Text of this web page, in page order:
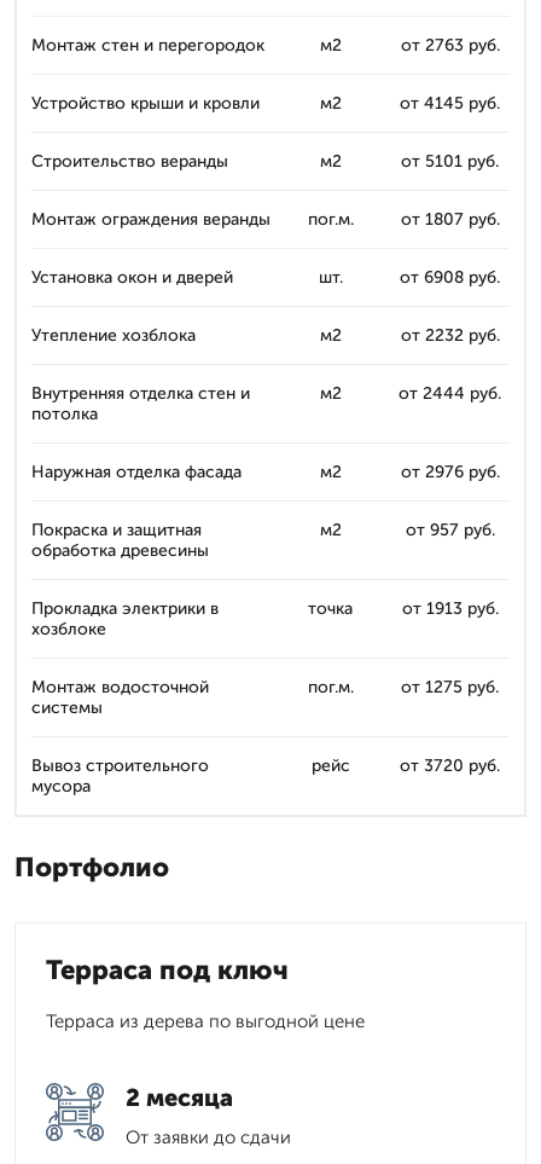
Монтаж стен и перегородок м2 от 2763 руб.
Устройство крыши и кровли м2 от 4145 руб.
Строительство веранды м2 от 5101 руб.
Монтаж ограждения веранды пог.м. от 1807 руб.
Установка окон и дверей шт. от 6908 руб.
Утепление хозблока м2 от 2232 руб.
Внутренняя отделка стен и
потолка
м2 от 2444 руб.
Наружная отделка фасада м2 от 2976 руб.
Покраска и защитная
обработка древесины
м2 от 957 руб.
Прокладка электрики в
хозблоке
точка от 1913 руб.
Монтаж водосточной
системы
пог.м. от 1275 руб.
Вывоз строительного
мусора
рейс от 3720 руб.
Портфолио
Терраса под ключ
Терраса из дерева по выгодной цене
2 месяца
От заявки до сдачи